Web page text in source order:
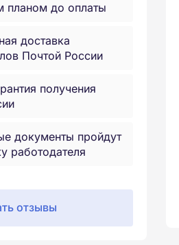
планом до оплаты
доставка
Почтой России
получения
документы пройдут
работодателя
отзывы